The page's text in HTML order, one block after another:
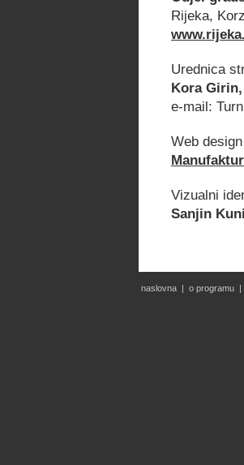
Rijeka,
Urednica
Kora Girin,
e-mail:
Web
Vizualni
Sanjin
naslovna | o programu |